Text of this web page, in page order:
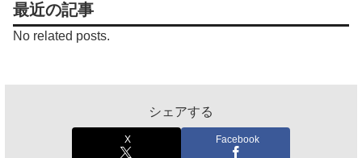
最近の記事
No related posts.
シェアする
X Facebook